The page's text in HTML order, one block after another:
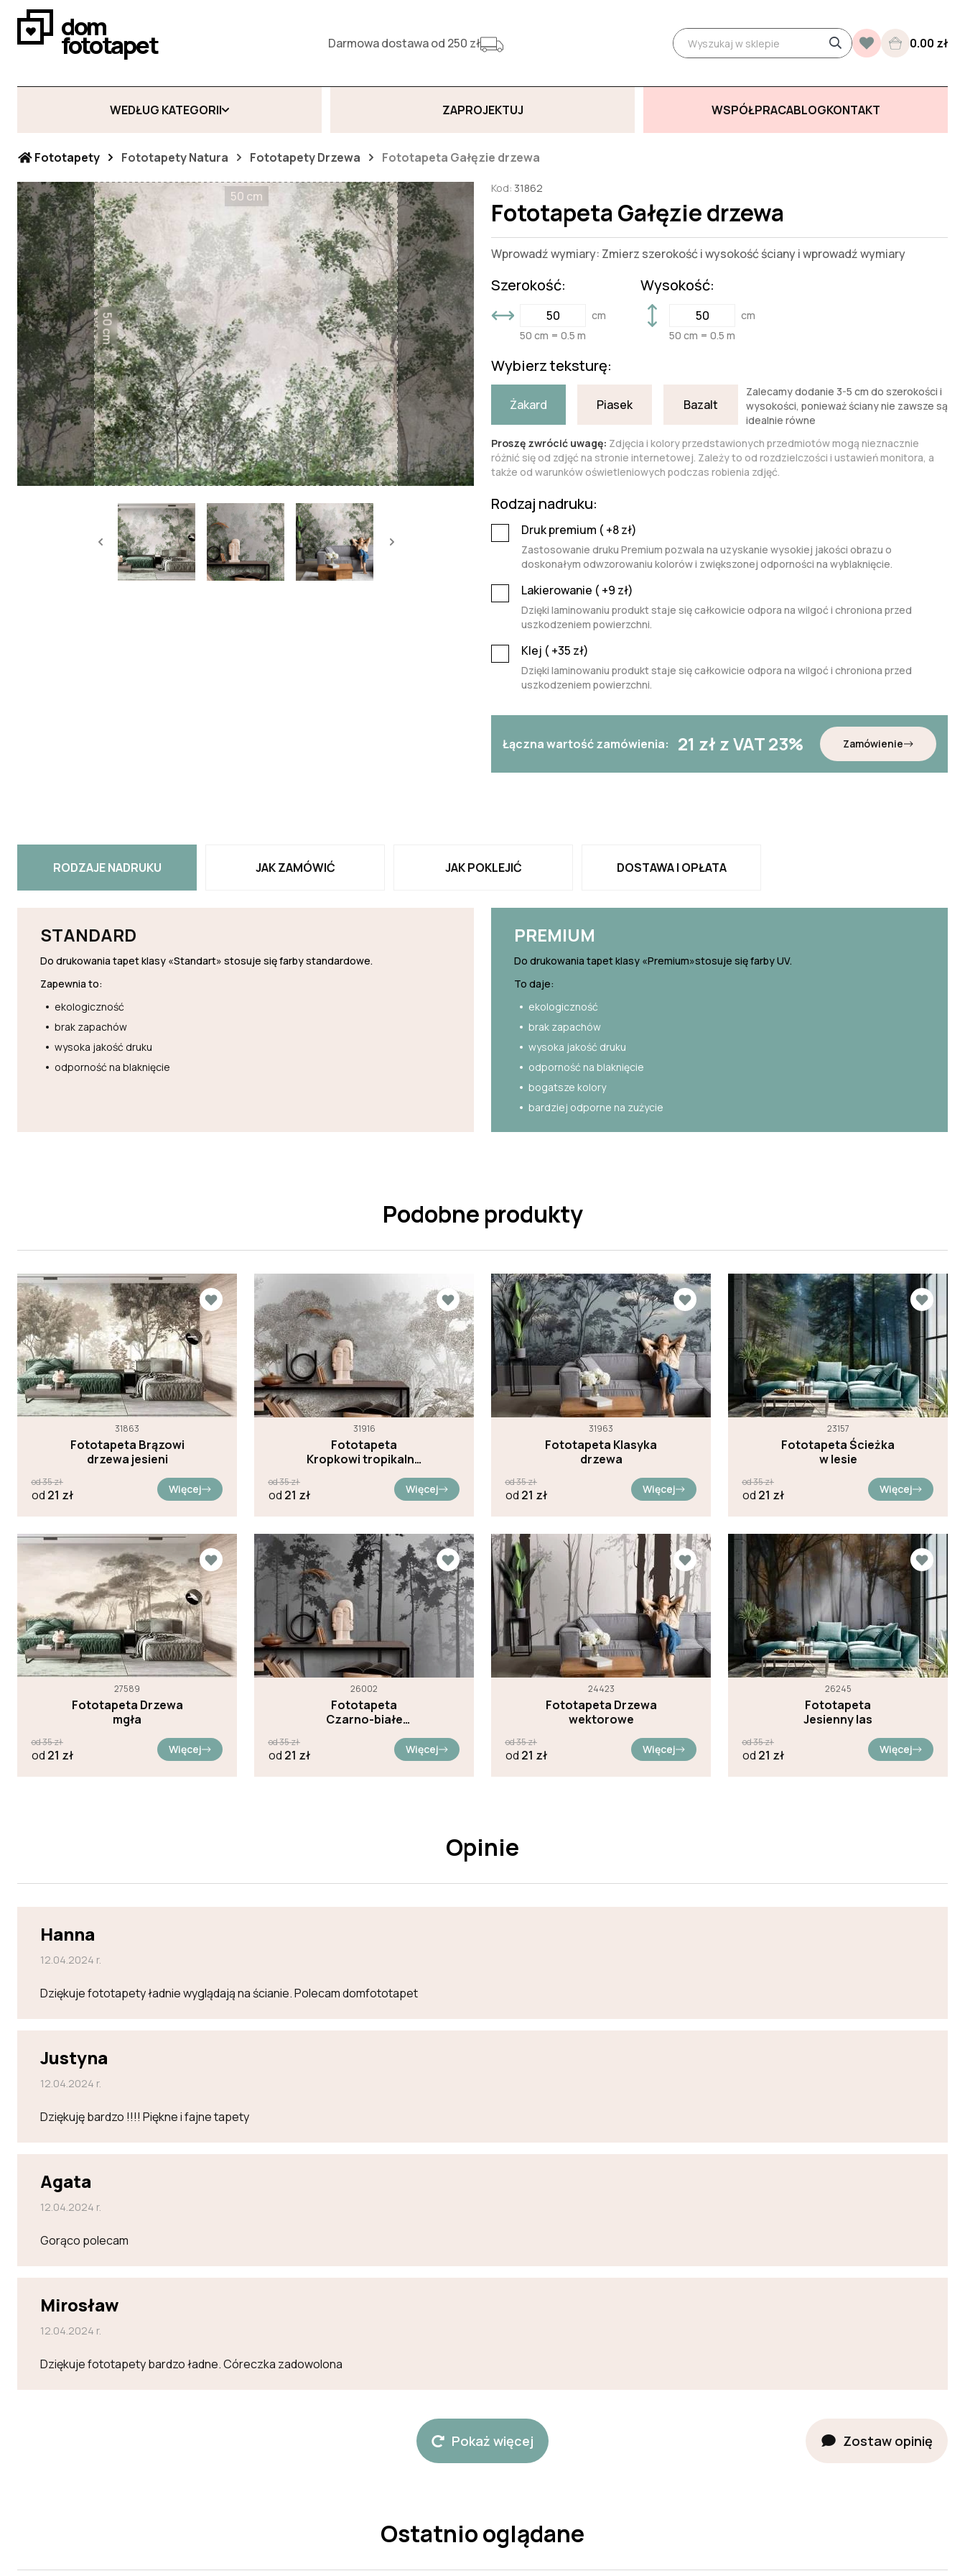
dom
fototapet Darmowa dostawa od 250 zł 0.00 zł
WEDŁUG KATEGORII ZAPROJEKTUJ WSPÓŁPRACABLOGKONTAKT
Fototapety Fototapety Natura Fototapety Drzewa Fototapeta Gałęzie drzewa
50 cm
50 cm
Kod: 31862
Fototapeta Gałęzie drzewa
Wprowadź wymiary: Zmierz szerokość i wysokość ściany i wprowadź wymiary
Szerokość:
cm
50 cm = 0.5 m
Wysokość:
cm
50 cm = 0.5 m
Wybierz teksturę:
Żakard Piasek Bazalt
Zalecamy dodanie 3-5 cm do szerokości i
wysokości, ponieważ ściany nie zawsze są
idealnie równe
Proszę zwrócić uwagę: Zdjęcia i kolory przedstawionych przedmiotów mogą nieznacznie
różnić się od zdjęć na stronie internetowej. Zależy to od rozdzielczości i ustawień monitora, a
także od warunków oświetleniowych podczas robienia zdjęć.
Rodzaj nadruku:
Druk premium ( +8zł)
Zastosowanie druku Premium pozwala na uzyskanie wysokiej jakości obrazu o
doskonałym odwzorowaniu kolorów i zwiększonej odporności na wyblaknięcie.
Lakierowanie ( +9 zł)
Dzięki laminowaniu produkt staje się całkowicie odpora na wilgoć i chroniona przed
uszkodzeniem powierzchni.
Klej ( +35 zł)
Dzięki laminowaniu produkt staje się całkowicie odpora na wilgoć i chroniona przed
uszkodzeniem powierzchni.
Łączna wartość zamówienia: 21 zł z VAT 23% Zamówienie
RODZAJE NADRUKU JAK ZAMÓWIĆ JAK POKLEJIĆ DOSTAWA I OPŁATA
STANDARD
Do drukowania tapet klasy «Standart» stosuje się farby standardowe.
Zapewnia to:
ekologiczność
brak zapachów
wysoka jakość druku
odporność na blaknięcie
PREMIUM
Do drukowania tapet klasy «Premium»stosuje się farby UV.
To daje:
ekologiczność
brak zapachów
wysoka jakość druku
odporność na blaknięcie
bogatsze kolory
bardziej odporne na zużycie
Podobne produkty
31863
Fototapeta Brązowi
drzewa jesieni
od35zł
od 21 zł Więcej
31916
Fototapeta
Kropkowi tropikalne
od35zł
od 21 zł Więcej
31963
Fototapeta Klasyka
drzewa
od35zł
od 21 zł Więcej
23157
Fototapeta Ścieżka
w lesie
od35zł
od 21 zł Więcej
27589
Fototapeta Drzewa
mgła
od35zł
od 21 zł Więcej
26002
Fototapeta
Czarno-białe
od35zł
od 21 zł Więcej
24423
Fototapeta Drzewa
wektorowe
od35zł
od 21 zł Więcej
26245
Fototapeta
Jesienny las
od35zł
od 21 zł Więcej
Opinie
Hanna
12.04.2024 r.
Dziękuje fototapety ładnie wyglądają na ścianie. Polecam domfototapet
Justyna
12.04.2024 r.
Dziękuję bardzo !!!! Piękne i fajne tapety
Agata
12.04.2024 r.
Gorąco polecam
Mirosław
12.04.2024 r.
Dziękuje fototapety bardzo ładne. Córeczka zadowolona
Pokaż więcej Zostaw opinię
Ostatnio oglądane